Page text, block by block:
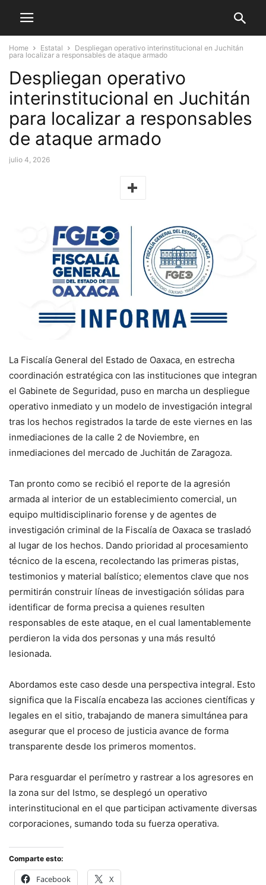
Home Estatal
Despliegan operativo interinstitucional en Juchitán
para localizar a responsables de ataque armado
Despliegan operativo
interinstitucional en Juchitán
para localizar a responsables
de ataque armado
julio 4, 2026
La Fiscalía General del Estado de Oaxaca, en estrecha
coordinación estratégica con las instituciones que integran
el Gabinete de Seguridad, puso en marcha un despliegue
operativo inmediato y un modelo de investigación integral
tras los hechos registrados la tarde de este viernes en las
inmediaciones de la calle 2 de Noviembre, en
inmediaciones del mercado de Juchitán de Zaragoza.
Tan pronto como se recibió el reporte de la agresión
armada al interior de un establecimiento comercial, un
equipo multidisciplinario forense y de agentes de
investigación criminal de la Fiscalía de Oaxaca se trasladó
al lugar de los hechos. Dando prioridad al procesamiento
técnico de la escena, recolectando las primeras pistas,
testimonios y material balístico; elementos clave que nos
permitirán construir líneas de investigación sólidas para
identificar de forma precisa a quienes resulten
responsables de este ataque, en el cual lamentablemente
perdieron la vida dos personas y una más resultó
lesionada.
Abordamos este caso desde una perspectiva integral. Esto
significa que la Fiscalía encabeza las acciones científicas y
legales en el sitio, trabajando de manera simultánea para
asegurar que el proceso de justicia avance de forma
transparente desde los primeros momentos.
Para resguardar el perímetro y rastrear a los agresores en
la zona sur del Istmo, se desplegó un operativo
interinstitucional en el que participan activamente diversas
corporaciones, sumando toda su fuerza operativa.
Comparte esto:
Facebook X